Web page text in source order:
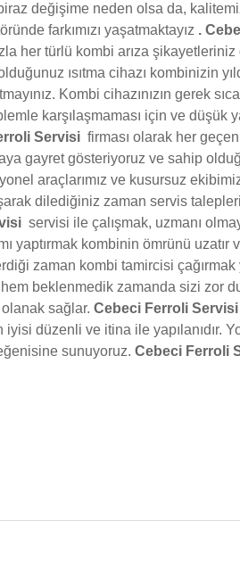
değişime neden olsa da,
farkımızı yaşatmaktayız .
her türlü kombi arıza
ısıtma cihazı kombinizin
Kombi cihazınızın gerek
karşılaşmaması için ve düşük
Servisi firması olarak her
gayret gösteriyoruz ve sahip
araçlarımız ve kusursuz
dilediğiniz zaman servis
servisi ile çalışmak, uzmanı
yaptırmak kombinin ömrünü uzatır
zaman kombi tamircisi çağırmak
hem beklenmedik zamanda sizi zor
olanak sağlar. Cebeci Ferroli Servisi
düzenli ve itina ile yapılanıdır.
sunuyoruz. Cebeci Ferroli